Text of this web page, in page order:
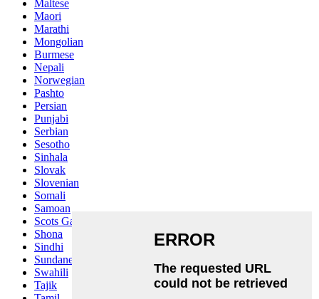
Maltese
Maori
Marathi
Mongolian
Burmese
Nepali
Norwegian
Pashto
Persian
Punjabi
Serbian
Sesotho
Sinhala
Slovak
Slovenian
Somali
Samoan
Scots Gaelic
Shona
Sindhi
Sundanese
Swahili
Tajik